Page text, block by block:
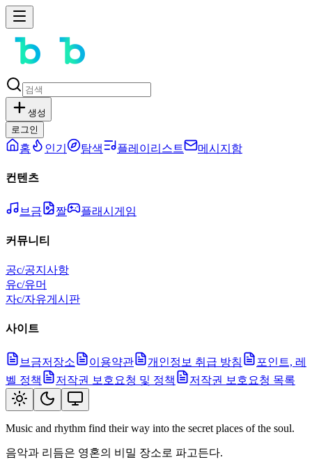
생성
로그인
홈 인기 탐색 플레이리스트 메시지함
컨텐츠
브금 짤 플래시게임
커뮤니티
공c/공지사항
유c/유머
자c/자유게시판
사이트
브금저장소 이용약관 개인정보 취급 방침
포인트, 레
벨 정책
저작권 보호요청 및 정책 저작권 보호요청 목록
Music and rhythm find their way into the secret places of the soul.
음악과 리듬은 영혼의 비밀 장소로 파고든다.